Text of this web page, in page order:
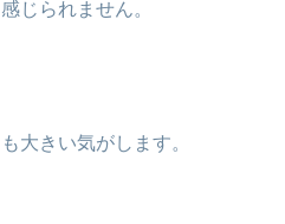
じられません。
大きい気がします。